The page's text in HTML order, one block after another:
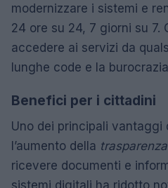
modernizzare i sistemi e
24 ore su 24, 7 giorni su 7.
accedere ai servizi da
lunghe code e la
Benefici per i cittadini
Uno dei principali vantaggi
l’aumento della trasparenza
ricevere documenti e
sistemi digitali ha ridotto